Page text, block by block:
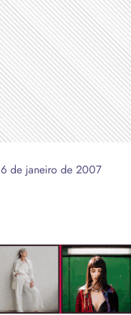
6 de janeiro de 2007